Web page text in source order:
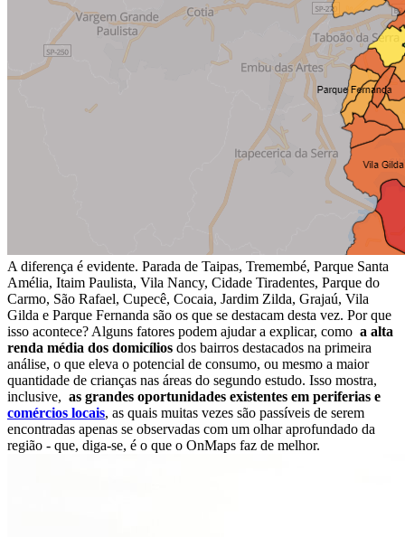
A diferença é evidente. Parada de Taipas, Tremembé, Parque Santa
Amélia, Itaim Paulista, Vila Nancy, Cidade Tiradentes, Parque do
Carmo, São Rafael, Cupecê, Cocaia, Jardim Zilda, Grajaú, Vila
Gilda e Parque Fernanda são os que se destacam desta vez. Por que
isso acontece? Alguns fatores podem ajudar a explicar, como a alta
renda média dos domicílios dos bairros destacados na primeira
análise, o que eleva o potencial de consumo, ou mesmo a maior
quantidade de crianças nas áreas do segundo estudo. Isso mostra,
inclusive, as grandes oportunidades existentes em periferias e
comércios locais, as quais muitas vezes são passíveis de serem
encontradas apenas se observadas com um olhar aprofundado da
região - que, diga-se, é o que o OnMaps faz de melhor.